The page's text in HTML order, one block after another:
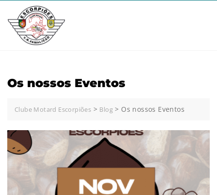
content
Os nossos Eventos
Clube Motard Escorpiões > Blog > Os nossos Eventos